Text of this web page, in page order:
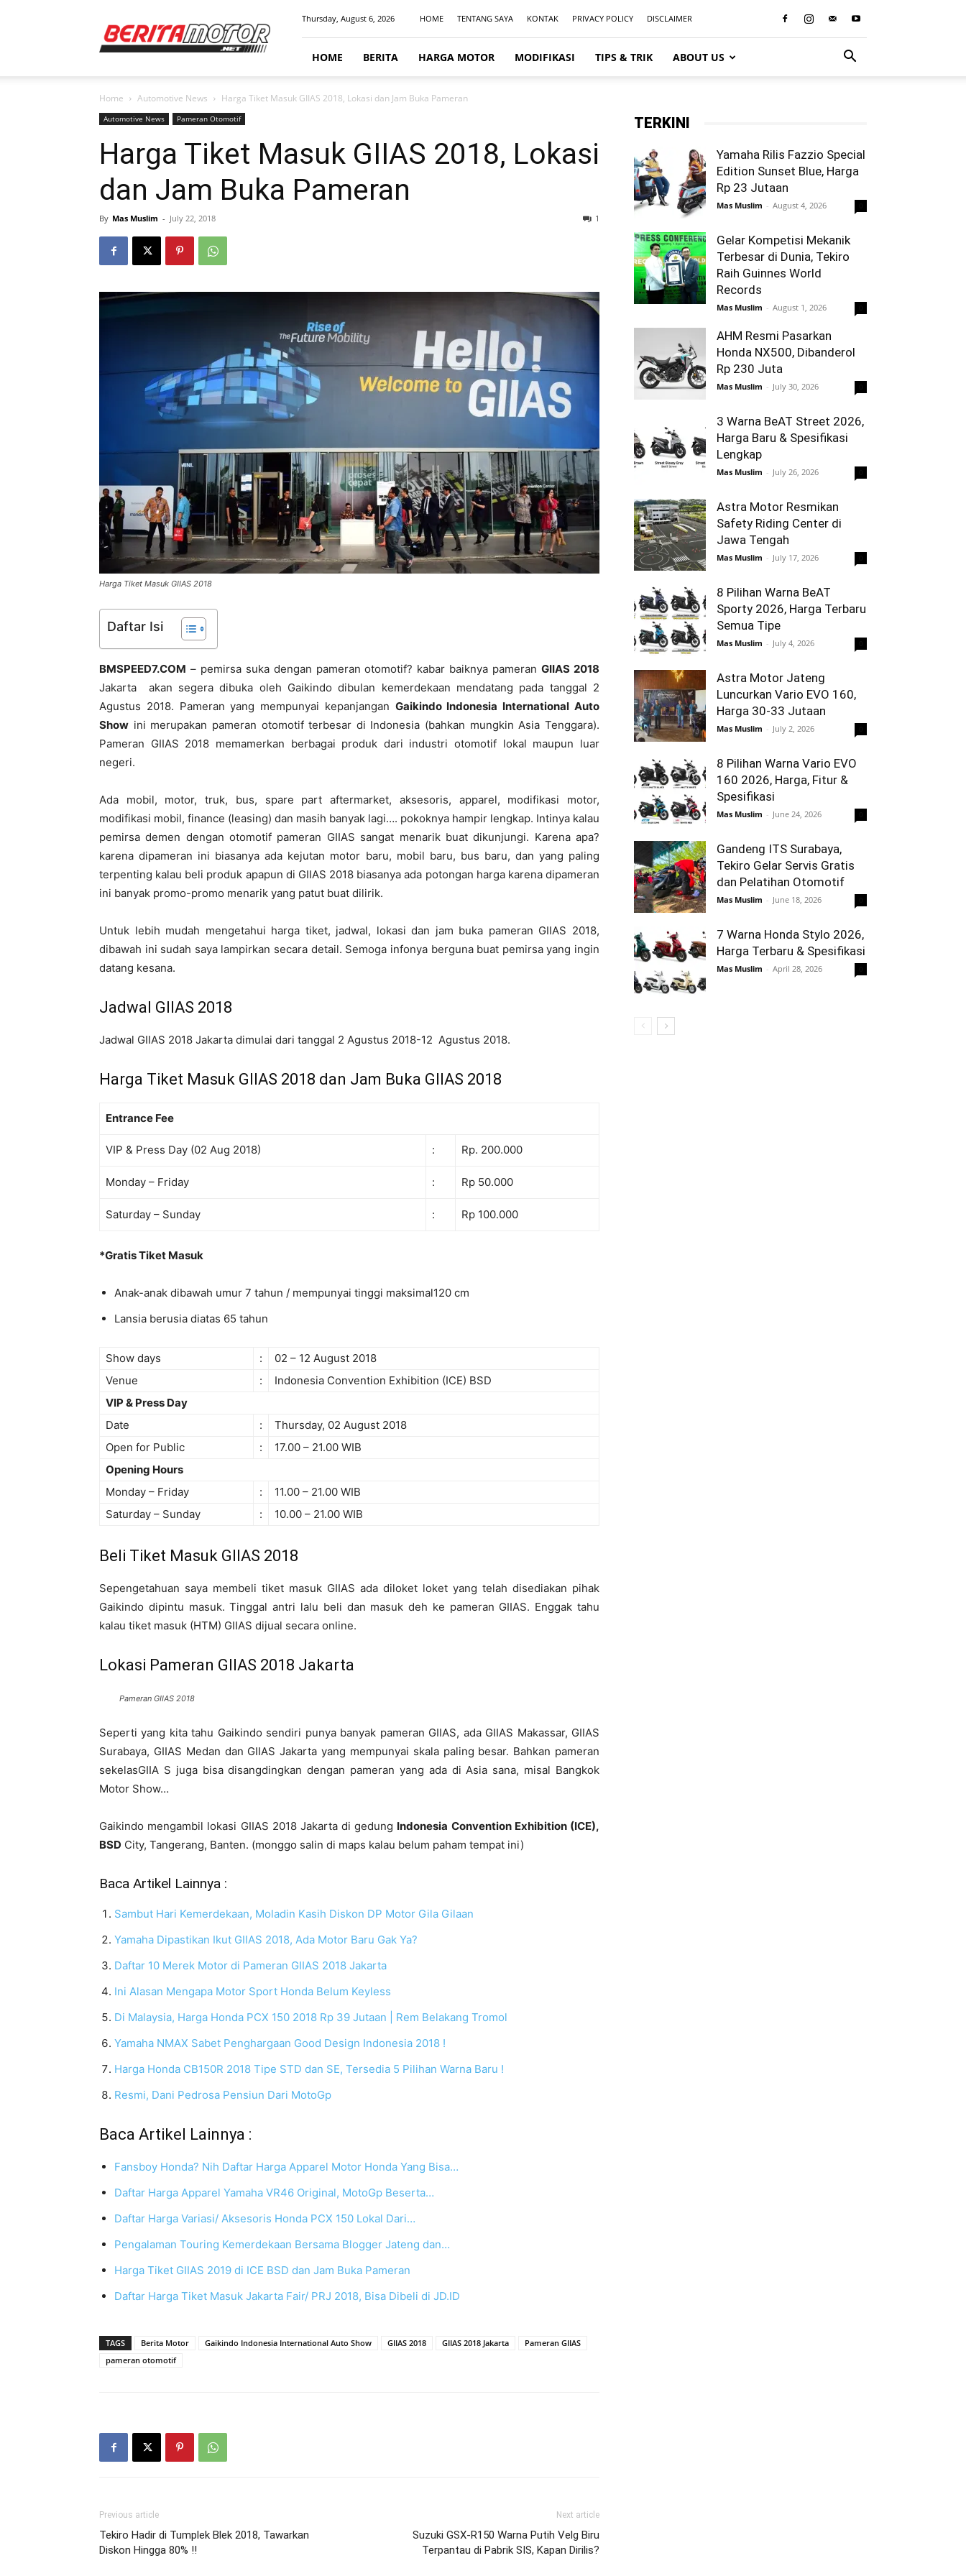
Thursday, August 6, 2026 HOME TENTANG SAYA KONTAK PRIVACY POLICY DISCLAIMER
HOME BERITA HARGA MOTOR MODIFIKASI TIPS & TRIK ABOUT US
Home Automotive News Harga Tiket Masuk GIIAS 2018, Lokasi dan Jam Buka Pameran
Automotive News Pameran Otomotif
Harga Tiket Masuk GIIAS 2018, Lokasi
dan Jam Buka Pameran
By Mas Muslim - July 22, 2018 1
Harga Tiket Masuk GIIAS 2018
Daftar Isi
BMSPEED7.COM – pemirsa suka dengan pameran otomotif? kabar baiknya pameranGIIAS 2018
Jakarta akan segera dibuka oleh Gaikindo dibulan kemerdekaan mendatang pada tanggal 2
Agustus 2018. Pameran yang mempunyai kepanjangan Gaikindo Indonesia International Auto
Show ini merupakan pameran otomotif terbesar di Indonesia (bahkan mungkin Asia Tenggara).
Pameran GIIAS 2018 memamerkan berbagai produk dari industri otomotif lokal maupun luar
negeri.
Ada mobil, motor, truk, bus, spare part aftermarket, aksesoris, apparel, modifikasi motor,
modifikasi mobil, finance (leasing) dan masih banyak lagi…. pokoknya hampir lengkap. Intinya kalau
pemirsa demen dengan otomotif pameran GIIAS sangat menarik buat dikunjungi. Karena apa?
karena dipameran ini biasanya ada kejutan motor baru, mobil baru, bus baru, dan yang paling
terpenting kalau beli produk apapun di GIIAS 2018 biasanya ada potongan harga karena dipameran
ini banyak promo-promo menarik yang patut buat dilirik.
Untuk lebih mudah mengetahui harga tiket, jadwal, lokasi dan jam buka pameran GIIAS 2018,
dibawah ini sudah saya lampirkan secara detail. Semoga infonya berguna buat pemirsa yang ingin
datang kesana.
Jadwal GIIAS 2018
Jadwal GIIAS 2018 Jakarta dimulai dari tanggal 2 Agustus 2018-12 Agustus 2018.
Harga Tiket Masuk GIIAS 2018 dan Jam Buka GIIAS 2018
Entrance Fee
VIP & Press Day (02 Aug 2018) : Rp. 200.000
Monday – Friday : Rp 50.000
Saturday – Sunday : Rp 100.000
*Gratis Tiket Masuk
Anak-anak dibawah umur 7 tahun / mempunyai tinggi maksimal120 cm
Lansia berusia diatas 65 tahun
Show days :
02 – 12 August 2018
Venue
:
Indonesia Convention Exhibition (ICE) BSD
VIP & Press Day
Date
:
Thursday, 02 August 2018
Open for Public
:
17.00 – 21.00 WIB
Opening Hours
Monday – Friday
:
11.00 – 21.00 WIB
Saturday – Sunday
: 10.00 – 21.00 WIB
Beli Tiket Masuk GIIAS 2018
Sepengetahuan saya membeli tiket masuk GIIAS ada diloket loket yang telah disediakan pihak
Gaikindo dipintu masuk. Tinggal antri lalu beli dan masuk deh ke pameran GIIAS. Enggak tahu
kalau tiket masuk (HTM) GIIAS dijual secara online.
Lokasi Pameran GIIAS 2018 Jakarta
Pameran GIIAS 2018
Seperti yang kita tahu Gaikindo sendiri punya banyak pameran GIIAS, ada GIIAS Makassar, GIIAS
Surabaya, GIIAS Medan dan GIIAS Jakarta yang mempunyai skala paling besar. Bahkan pameran
sekelasGIIA S juga bisa disangdingkan dengan pameran yang ada di Asia sana, misal Bangkok
Motor Show…
Gaikindo mengambil lokasi GIIAS 2018 Jakarta di gedung Indonesia Convention Exhibition (ICE),
BSD City, Tangerang, Banten. (monggo salin di maps kalau belum paham tempat ini)
Baca Artikel Lainnya :
Sambut Hari Kemerdekaan, Moladin Kasih Diskon DP Motor Gila Gilaan
Yamaha Dipastikan Ikut GIIAS 2018, Ada Motor Baru Gak Ya?
Daftar 10 Merek Motor di Pameran GIIAS 2018 Jakarta
Ini Alasan Mengapa Motor Sport Honda Belum Keyless
Di Malaysia, Harga Honda PCX 150 2018 Rp 39 Jutaan | Rem Belakang Tromol
Yamaha NMAX Sabet Penghargaan Good Design Indonesia 2018 !
Harga Honda CB150R 2018 Tipe STD dan SE, Tersedia 5 Pilihan Warna Baru !
Resmi, Dani Pedrosa Pensiun Dari MotoGp
Baca Artikel Lainnya :
Fansboy Honda? Nih Daftar Harga Apparel Motor Honda Yang Bisa…
Daftar Harga Apparel Yamaha VR46 Original, MotoGp Beserta…
Daftar Harga Variasi/ Aksesoris Honda PCX 150 Lokal Dari…
Pengalaman Touring Kemerdekaan Bersama Blogger Jateng dan…
Harga Tiket GIIAS 2019 di ICE BSD dan Jam Buka Pameran
Daftar Harga Tiket Masuk Jakarta Fair/ PRJ 2018, Bisa Dibeli di JD.ID
TAGS Berita Motor Gaikindo Indonesia International Auto Show GIIAS 2018 GIIAS 2018 Jakarta
Pameran GIIAS
pameran otomotif
Previous article
Tekiro Hadir di Tumplek Blek 2018, Tawarkan
Diskon Hingga 80% !!
Next article
Suzuki GSX-R150 Warna Putih Velg Biru
Terpantau di Pabrik SIS, Kapan Dirilis?
TERKINI
Yamaha Rilis Fazzio Special
Edition Sunset Blue, Harga
Rp 23 Jutaan
Mas Muslim - August 4, 2026
Gelar Kompetisi Mekanik
Terbesar di Dunia, Tekiro
Raih Guinnes World
Records
Mas Muslim - August 1, 2026
AHM Resmi Pasarkan
Honda NX500, Dibanderol
Rp 230 Juta
Mas Muslim - July 30, 2026
3 Warna BeAT Street 2026,
Harga Baru & Spesifikasi
Lengkap
Mas Muslim - July 26, 2026
Astra Motor Resmikan
Safety Riding Center di
Jawa Tengah
Mas Muslim - July 17, 2026
8 Pilihan Warna BeAT
Sporty 2026, Harga Terbaru
Semua Tipe
Mas Muslim - July 4, 2026
Astra Motor Jateng
Luncurkan Vario EVO 160,
Harga 30-33 Jutaan
Mas Muslim - July 2, 2026
8 Pilihan Warna Vario EVO
160 2026, Harga, Fitur &
Spesifikasi
Mas Muslim - June 24, 2026
Gandeng ITS Surabaya,
Tekiro Gelar Servis Gratis
dan Pelatihan Otomotif
Mas Muslim - June 18, 2026
7 Warna Honda Stylo 2026,
Harga Terbaru & Spesifikasi
Mas Muslim - April 28, 2026